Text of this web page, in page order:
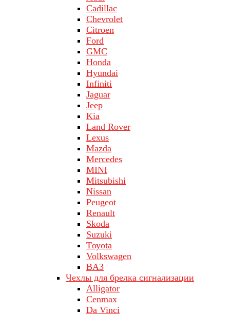
Cadillac
Chevrolet
Citroen
Ford
GMC
Honda
Hyundai
Infiniti
Jaguar
Jeep
Kia
Land Rover
Lехus
Mazda
Merсеdеs
MINI
Mitsubishi
Nissan
Peugeot
Renault
Skoda
Suzuki
Tоуоta
Volkswagen
ВA3
Чехлы для брелка сигнализации
Alligator
Cenmax
Da Vinci